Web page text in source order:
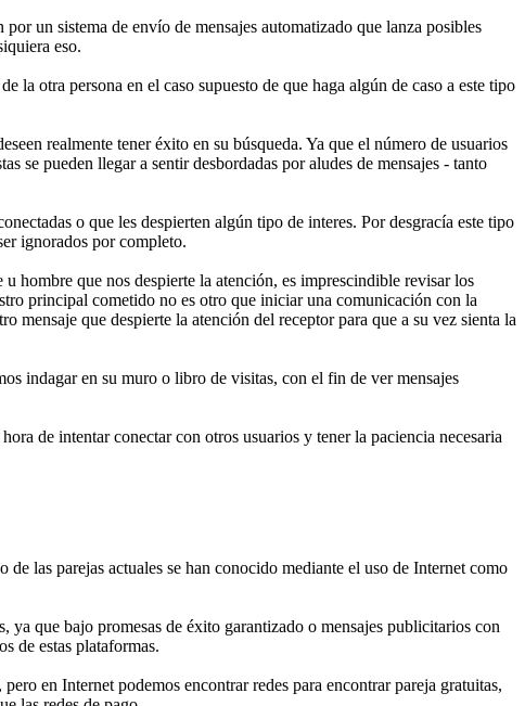
un sistema de envío de mensajes automatizado que lanza posibles
eso.
la otra persona en el caso supuesto de que haga algún de caso a este tipo
realmente tener éxito en su búsqueda. Ya que el número de usuarios
se pueden llegar a sentir desbordadas por aludes de mensajes - tanto
o que les despierten algún tipo de interes. Por desgracía este tipo
ignorados por completo.
hombre que nos despierte la atención, es imprescindible revisar los
principal cometido no es otro que iniciar una comunicación con la
mensaje que despierte la atención del receptor para que a su vez sienta la
indagar en su muro o libro de visitas, con el fin de ver mensajes
de intentar conectar con otros usuarios y tener la paciencia necesaria
las parejas actuales se han conocido mediante el uso de Internet como
ya que bajo promesas de éxito garantizado o mensajes publicitarios con
de estas plataformas.
en Internet podemos encontrar redes para encontrar pareja gratuitas,